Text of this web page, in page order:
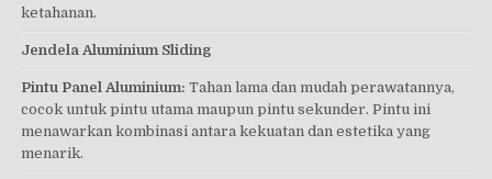
ketahanan.
Jendela Aluminium Sliding
Pintu Panel Aluminium: Tahan lama dan mudah perawatannya,
cocok untuk pintu utama maupun pintu sekunder. Pintu ini
menawarkan kombinasi antara kekuatan dan estetika yang
menarik.